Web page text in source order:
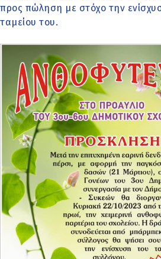
προς πώληση με στόχο την
ταμείου του.